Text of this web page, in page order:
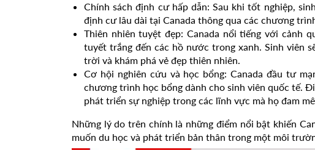
Chính sách định cư hấp dẫn: Sau khi tốt nghiệp,
định cư lâu dài tại Canada thông qua các chương
Thiên nhiên tuyệt đẹp: Canada nổi tiếng với cảnh
tuyết trắng đến các hồ nước trong xanh. Sinh viên
trời và khám phá vẻ đẹp thiên nhiên.
Cơ hội nghiên cứu và học bổng: Canada đầu tư
chương trình học bổng dành cho sinh viên quốc tế.
phát triển sự nghiệp trong các lĩnh vực mà họ đam
Những lý do trên chính là những điểm nổi bật khiến
muốn du học và phát triển bản thân trong một môi